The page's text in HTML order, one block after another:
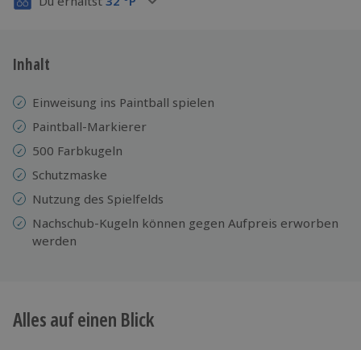
3 Jahre gültig & verlängerbar.
Inhalt
Einweisung ins Paintball spielen
Paintball-Markierer
500 Farbkugeln
Schutzmaske
Nutzung des Spielfelds
Nachschub-Kugeln können gegen Aufpreis erworben
werden
Alles auf einen Blick